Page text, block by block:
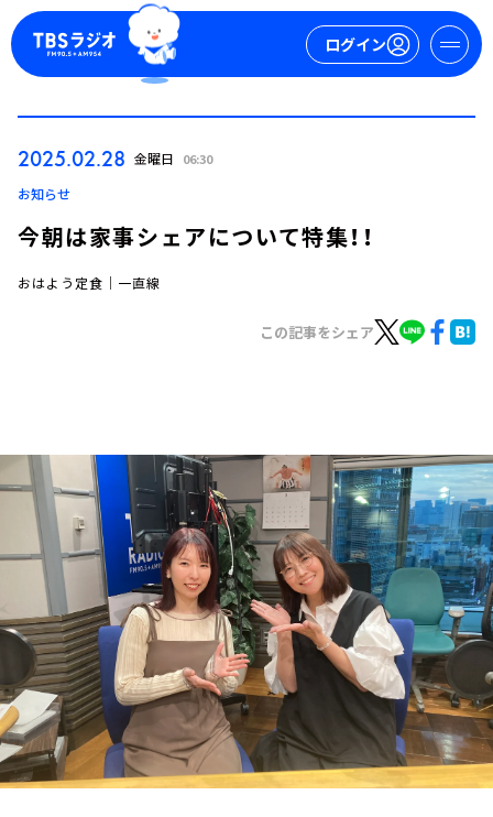
ログイン
トピックス
TBS Podcast
お知らせ
イベント・グッズ
YouTube
会社情報
2025.02.28 金曜日 06:30
お知らせ
今朝は家事シェアについて特集！！
おはよう定食｜一直線
この記事をシェア